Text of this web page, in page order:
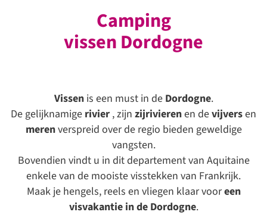
Camping
vissen Dordogne
Vissen is een must in de Dordogne.
De gelijknamige rivier , zijn zijrivierenen devijversen
merenverspreid over de regio bieden geweldige
vangsten.
Bovendien vindt u in dit departement van Aquitaine
enkele van de mooiste visstekken van Frankrijk.
Maak je hengels, reels en vliegen klaar vooreen
visvakantie in de Dordogne.